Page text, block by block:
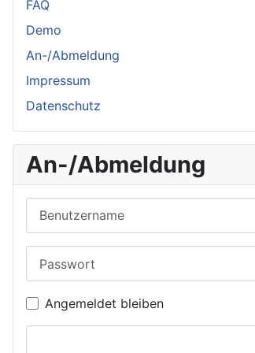
FAQ
Demo
An-/Abmeldung
Impressum
Datenschutz
An-/Abmeldung
Angemeldet bleiben